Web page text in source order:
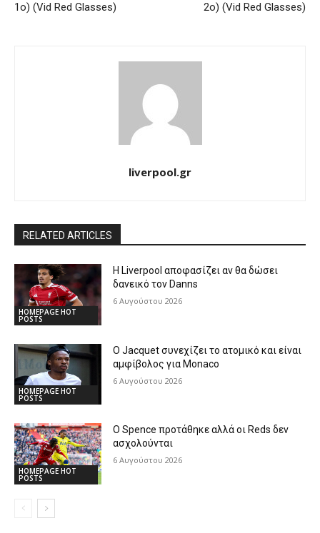
1ο) (Vid Red Glasses)
2ο) (Vid Red Glasses)
liverpool.gr
RELATED ARTICLES
HOMEPAGE HOT
POSTS
Η Liverpool αποφασίζει αν θα δώσει
δανεικό τον Danns
6 Αυγούστου 2026
HOMEPAGE HOT
POSTS
Ο Jacquet συνεχίζει το ατομικό και είναι
αμφίβολος για Monaco
6 Αυγούστου 2026
HOMEPAGE HOT
POSTS
Ο Spence προτάθηκε αλλά οι Reds δεν
ασχολούνται
6 Αυγούστου 2026